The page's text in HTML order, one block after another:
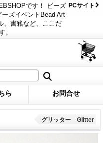
です！ ビーズ
ズイベントBead Art
、書籍など、ここだ
。
PCサイト
ら お問合せ
グリッター Glitter